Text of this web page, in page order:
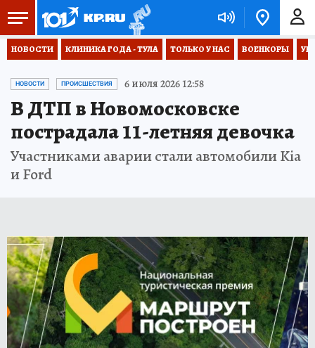
НОВОСТИ КЛИНИКА ГОДА - ТУЛА ТОЛЬКО У НАС ВОЕНКОРЫ
НОВОСТИ ПРОИСШЕСТВИЯ 6 июля 2026 12:58
В ДТП в Новомосковске
пострадала 11-летняя девочка
Участниками аварии стали автомобили Kia
и Ford